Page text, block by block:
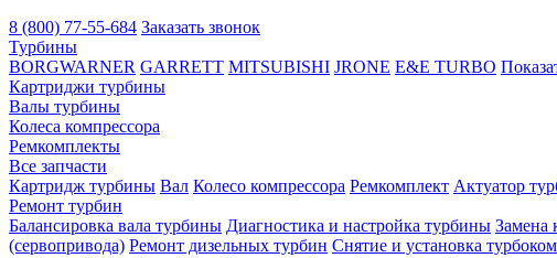
8 (800) 77-55-684 Заказать звонок
Турбины
BORGWARNER GARRETT MITSUBISHI JRONE E&E TURBO
Картриджи турбины
Валы турбины
Колеса компрессора
Ремкомплекты
Все запчасти
Картридж турбины Вал Колесо компрессора Ремкомплект Актуатор
Ремонт турбин
Балансировка вала турбины Диагностика и настройка турбины Замена
(сервопривода) Ремонт дизельных турбин Снятие и установка